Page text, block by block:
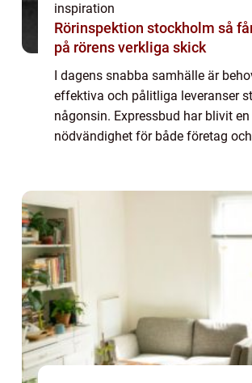
inspiration
Rörinspektion stockholm så får du koll
på rörens verkliga skick
I dagens snabba samhälle är
effektiva och pålitliga leveranser
någonsin. Expressbud har blivit en
nödvändighet för både företag och